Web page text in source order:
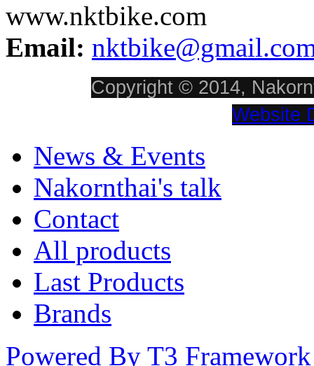
www.nktbike.com
Email:
Copyright © 2014,
Website
News & Events
Nakornthai's talk
Contact
All products
Last Products
Brands
Powered By T3 Framework